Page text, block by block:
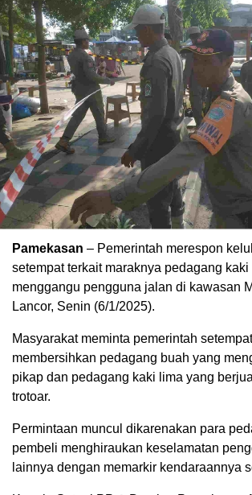
Pamekasan – Pemerintah merespon
setempat terkait maraknya pedagang
menggangu pengguna jalan di kawasan
Lancor, Senin (6/1/2025).
Masyarakat meminta pemerintah
membersihkan pedagang buah yang
pikap dan pedagang kaki lima yang
trotoar.
Permintaan muncul dikarenakan para
pembeli menghiraukan keselamatan
lainnya dengan memarkir kendaraannya